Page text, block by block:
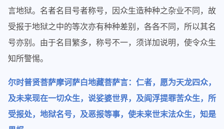
言地狱。名者名目号者称号，因众生造种种之杂业不同，故
受报于地狱之中的等次亦有种种差别，各各不同，所以其名
号亦别。由于名目繁多，称号不一，须详加说明，使令众生
知所警惕。
尔时普贤菩萨摩诃萨白地藏菩萨言：仁者，愿为天龙四众，
及未来现在一切众生，说娑婆世界，及阎浮提罪苦众生，所
受报处，地狱名号，及恶报等事，使未来世末法众生，知是